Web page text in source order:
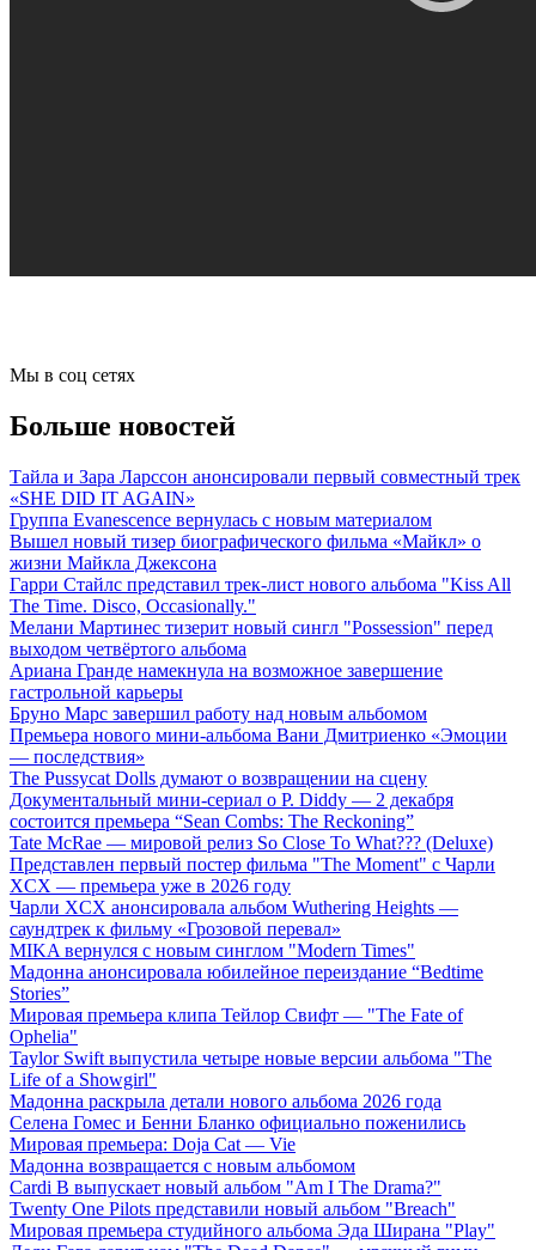
Мы в соц сетях
Больше новостей
Тайла и Зара Ларссон анонсировали первый совместный трек
«SHE DID IT AGAIN»
Группа Evanescence вернулась с новым материалом
Вышел новый тизер биографического фильма «Майкл» о
жизни Майкла Джексона
Гарри Стайлс представил трек-лист нового альбома "Kiss All
The Time. Disco, Occasionally."
Мелани Мартинес тизерит новый сингл "Possession" перед
выходом четвёртого альбома
Ариана Гранде намекнула на возможное завершение
гастрольной карьеры
Бруно Марс завершил работу над новым альбомом
Премьера нового мини-альбома Вани Дмитриенко «Эмоции
— последствия»
The Pussycat Dolls думают о возвращении на сцену
Документальный мини-сериал о P. Diddy — 2 декабря
состоится премьера “Sean Combs: The Reckoning”
Tate McRae — мировой релиз So Close To What??? (Deluxe)
Представлен первый постер фильма "The Moment" с Чарли
XCX — премьера уже в 2026 году
Чарли XCX анонсировала альбом Wuthering Heights —
саундтрек к фильму «Грозовой перевал»
MIKA вернулся с новым синглом "Modern Times"
Мадонна анонсировала юбилейное переиздание “Bedtime
Stories”
Мировая премьера клипа Тейлор Свифт — "The Fate of
Ophelia"
Taylor Swift выпустила четыре новые версии альбома "The
Life of a Showgirl"
Мадонна раскрыла детали нового альбома 2026 года
Селена Гомес и Бенни Бланко официально поженились
Мировая премьера: Doja Cat — Vie
Мадонна возвращается с новым альбомом
Cardi B выпускает новый альбом "Am I The Drama?"
Twenty One Pilots представили новый альбом "Breach"
Мировая премьера студийного альбома Эда Ширана "Play"